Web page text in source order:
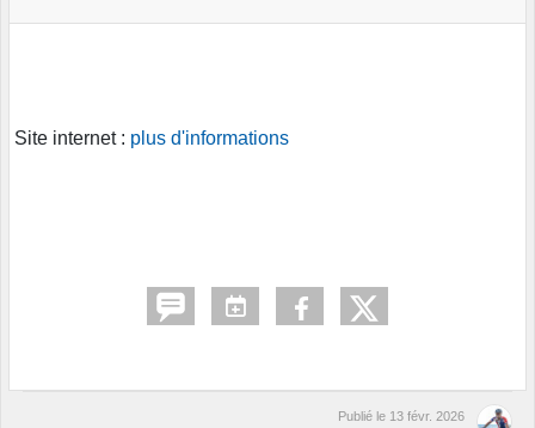
Site internet : plus d'informations
Publié le 13 févr. 2026